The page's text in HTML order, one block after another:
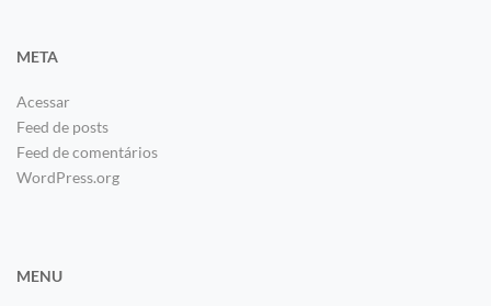
META
Acessar
Feed de posts
Feed de comentários
WordPress.org
MENU